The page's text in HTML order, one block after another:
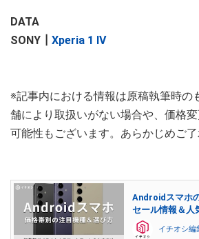
DATA
SONY┃ Xperia 1 IV
※記事内における情報は原稿執筆時の
舗により取扱いがない場合や、価格
可能性もございます。あらかじめご了
Androidスマホ
セール情報＆人
イチオシ編